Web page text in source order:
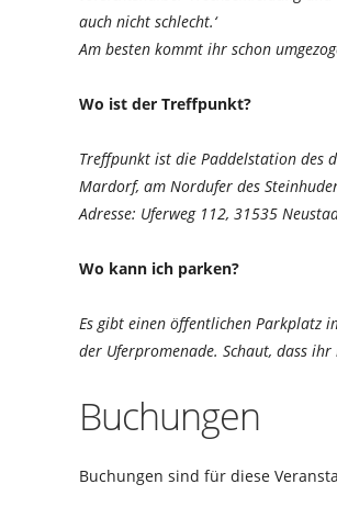
auch nicht schlecht.‘
Am besten kommt ihr schon
Wo ist der Treffpunkt?
Treffpunkt ist die Paddelstation des
Mardorf, am Nordufer des
Adresse: Uferweg 112, 31535
Wo kann ich parken?
Es gibt einen öffentlichen Parkplatz
der Uferpromenade. Schaut, dass
Buchungen
Buchungen sind für diese